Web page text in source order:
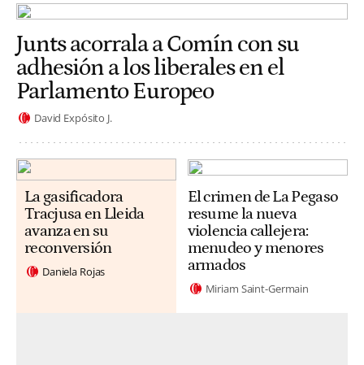
Junts acorrala a Comín con su
adhesión a los liberales en el
Parlamento Europeo
David Expósito J.
La gasificadora
Tracjusa en Lleida
avanza en su
reconversión
Daniela Rojas
El crimen de La Pegaso
resume la nueva
violencia callejera:
menudeo y menores
armados
Miriam Saint-Germain